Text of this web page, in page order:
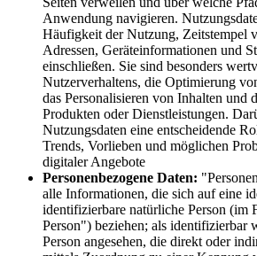
Anwendung navigieren.
Häufigkeit der Nutzung, Zeitstempel
Adressen, Geräteinformationen und
einschließen. Sie sind besonders
Nutzerverhaltens, die Optimierung
das Personalisieren von Inhalten und
Produkten oder Dienstleistungen.
Nutzungsdaten eine entscheidende
Trends, Vorlieben und möglichen
digitaler Angebote
Personenbezogene Daten:
alle Informationen, die sich auf eine
identifizierbare natürliche Person (im
Person") beziehen; als identifizierbar
Person angesehen, die direkt oder